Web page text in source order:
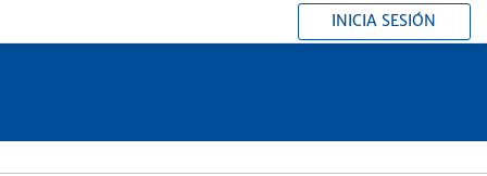
INICIA SESIÓN